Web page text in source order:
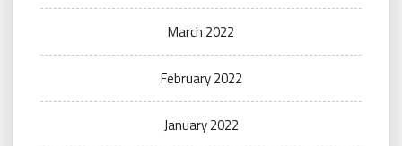
March 2022
February 2022
January 2022